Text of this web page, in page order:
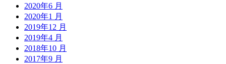
2020年6 月
2020年1 月
2019年12 月
2019年4 月
2018年10 月
2017年9 月